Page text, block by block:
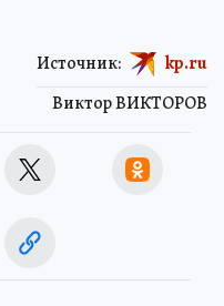
Виктор ВИКТОРОВ
Источник: kp.ru